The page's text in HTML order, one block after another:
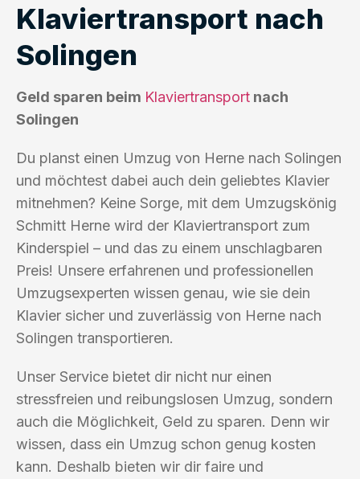
Klaviertransport nach
Solingen
Geld sparen beim Klaviertransport nach
Solingen
Du planst einen Umzug von Herne nach Solingen
und möchtest dabei auch dein geliebtes Klavier
mitnehmen? Keine Sorge, mit dem Umzugskönig
Schmitt Herne wird der Klaviertransport zum
Kinderspiel – und das zu einem unschlagbaren
Preis! Unsere erfahrenen und professionellen
Umzugsexperten wissen genau, wie sie dein
Klavier sicher und zuverlässig von Herne nach
Solingen transportieren.
Unser Service bietet dir nicht nur einen
stressfreien und reibungslosen Umzug, sondern
auch die Möglichkeit, Geld zu sparen. Denn wir
wissen, dass ein Umzug schon genug kosten
kann. Deshalb bieten wir dir faire und